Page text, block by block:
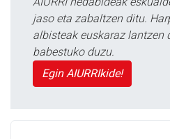
jaso eta zabaltzen ditu.
albisteak euskaraz lantzen
babestuko duzu.
Egin AIURRIkide!